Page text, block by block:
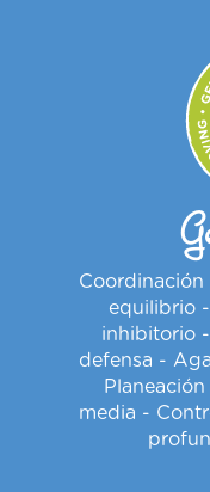
equilibrio
inhibitorio
defensa -
media -